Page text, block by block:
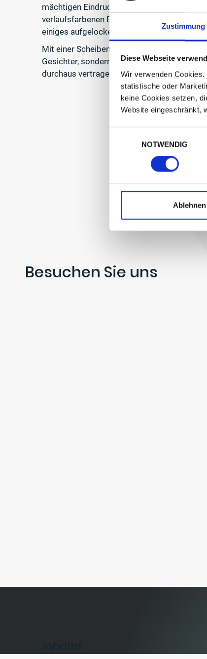
Zustimmung
Diese Webseite
Wir verwenden
statistische oder
keine Cookies setzen,
Website eingeschränkt,
NOTWENDIG
Ablehnen
mächtigen Eindruck, aber Dank des
verlaufsfarbenen Brillengläsern wird der
einiges aufgelockert.
Mit einer Scheibenlängr von 57 ist Spruce
Gesichter, sondern eher für großartige
durchaus vertragen können und wollen.
←
Besuchen Sie uns